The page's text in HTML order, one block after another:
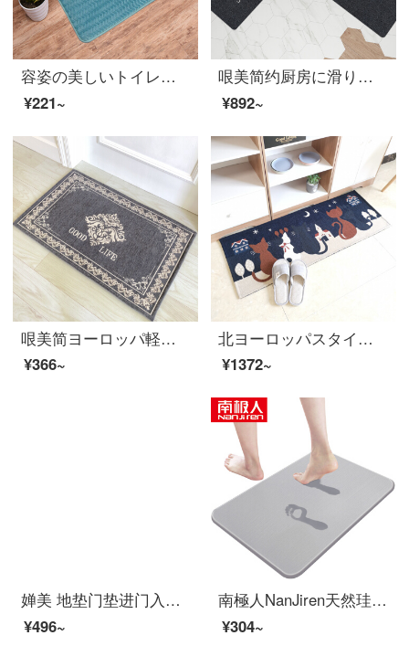
容姿の美しいトイレの入り口は簡単に水を吸い込んで滑り止めを止めて純色の部屋の入り口の玄関ホールの小さいマットの浴室の入り口のマットの湖の青い43 x 60 cmを敷きます。
¥221~
哏美简约厨房に滑り止め防止油を敷いて防水ドアの家用吸水パッド長方形玄関マット卫浴寝室毛布SISIM PLE LIFE-灰色50 x 80 cm+50 x 180 cm
¥892~
哏美简ヨーロッパ軽赘沢な玄関マット家用吸水滑り止めドアホール欧式フロアマットリビングルームトイレの入り口マットLIFE-灰色50 x 80 cm（長方形）
¥366~
北ヨーロッパスタイルの長さのキッチンマット吸水滑り止め防止油リビングのトイレの入り口のフロアマット寝室のベッドサイドの毛布家庭用の窓枠に猫をマットする-紺45 x 120 cm+45 x 180 cm(セット)
¥1372~
婵美 地垫门垫进门入户门蹭脚垫家用门厅客厅卧室垫子北欧门口防滑地垫 格子灰色 60x90cm（长方形）
¥496~
南極人NanJiren天然珪藻泥に浴室を敷き、吸水速度乾珪藻土トイレのフロアマット家庭用灰色-60*39 cm
¥304~